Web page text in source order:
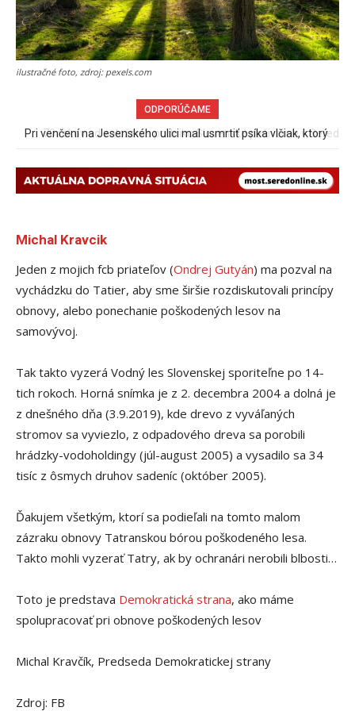
ilustračné foto, zdroj: pexels.com
ODPORÚČAME
70 rokov od založenia podniku Slovenské pečivárne v Seredi
Michal Kravcik
Jeden z mojich fcb priateľov (Ondrej Gutyán) ma pozval na
vychádzku do Tatier, aby sme širšie rozdiskutovali princípy
obnovy, alebo ponechanie poškodených lesov na
samovývoj.
Tak takto vyzerá Vodný les Slovenskej sporiteľne po 14-
tich rokoch. Horná snímka je z 2. decembra 2004 a dolná je
z dnešného dňa (3.9.2019), kde drevo z vyváľaných
stromov sa vyviezlo, z odpadového dreva sa porobili
hrádzky-vodoholdingy (júl-august 2005) a vysadilo sa 34
tisíc z ôsmych druhov sadeníc (október 2005).
Ďakujem všetkým, ktorí sa podieľali na tomto malom
zázraku obnovy Tatranskou bórou poškodeného lesa.
Takto mohli vyzerať Tatry, ak by ochranári nerobili blbosti…
Toto je predstava Demokratická strana, ako máme
spolupracovať pri obnove poškodených lesov
Michal Kravčík, Predseda Demokratickej strany
Zdroj: FB